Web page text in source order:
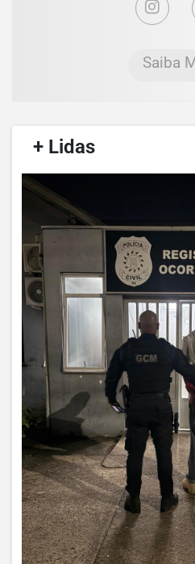
Saiba
+ Lidas